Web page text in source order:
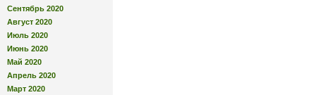
Сентябрь 2020
Август 2020
Июль 2020
Июнь 2020
Май 2020
Апрель 2020
Март 2020